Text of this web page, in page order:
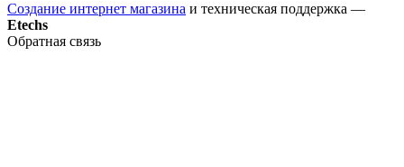
Создание интернет магазина и техническая поддержка —
Etechs
Обратная связь